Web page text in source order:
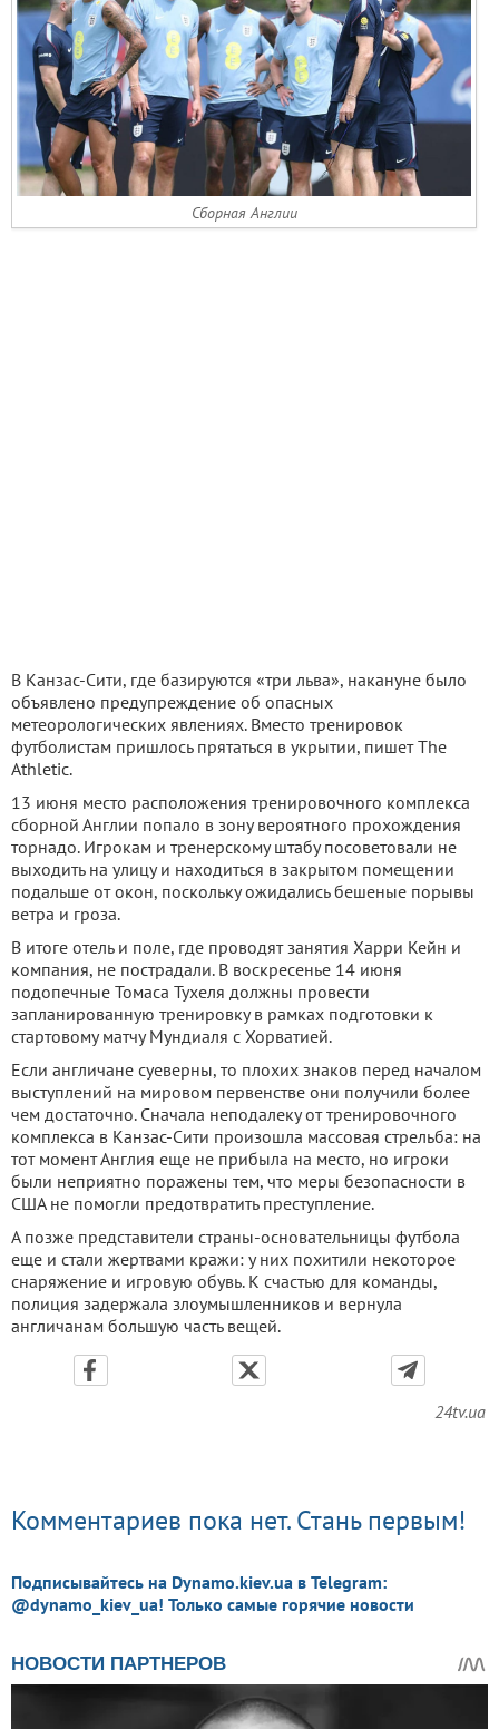
Сборная Англии
В Канзас-Сити, где базируются «три льва», накануне было
объявлено предупреждение об опасных
метеорологических явлениях. Вместо тренировок
футболистам пришлось прятаться в укрытии, пишет The
Athletic.
13 июня место расположения тренировочного комплекса
сборной Англии попало в зону вероятного прохождения
торнадо. Игрокам и тренерскому штабу посоветовали не
выходить на улицу и находиться в закрытом помещении
подальше от окон, поскольку ожидались бешеные порывы
ветра и гроза.
В итоге отель и поле, где проводят занятия Харри Кейн и
компания, не пострадали. В воскресенье 14 июня
подопечные Томаса Тухеля должны провести
запланированную тренировку в рамках подготовки к
стартовому матчу Мундиаля с Хорватией.
Если англичане суеверны, то плохих знаков перед началом
выступлений на мировом первенстве они получили более
чем достаточно. Сначала неподалеку от тренировочного
комплекса в Канзас-Сити произошла массовая стрельба: на
тот момент Англия еще не прибыла на место, но игроки
были неприятно поражены тем, что меры безопасности в
США не помогли предотвратить преступление.
А позже представители страны-основательницы футбола
еще и стали жертвами кражи: у них похитили некоторое
снаряжение и игровую обувь. К счастью для команды,
полиция задержала злоумышленников и вернула
англичанам большую часть вещей.
24tv.ua
Комментариев пока нет. Стань первым!
Подписывайтесь на Dynamo.kiev.ua в Telegram:
@dynamo_kiev_ua! Только самые горячие новости